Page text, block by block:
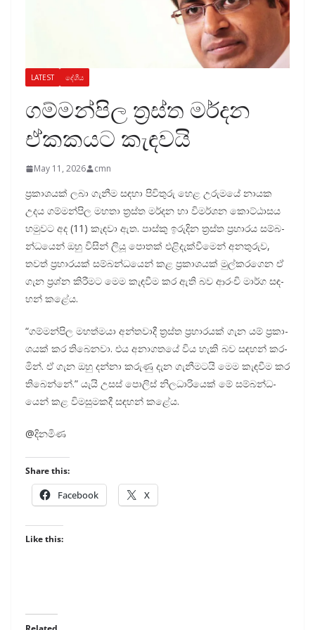
LATEST දේශීය
ගම්මන්පිල ත්‍රස්ත මර්දන
ඒකකයට කැඳවයි
May 11, 2026 cmn
ප්‍රකා­ශ­යක් ලබා ගැනීම සඳහා පිවි­තුරු හෙළ උරු­මයේ නායක
උදය ගම්ම­න්පිල මහතා ත්‍රස්ත මර්දන හා විම­ර්ශන කොට්ඨා­සය
හමු­වට අද (11) කැඳවා ඇත. පාස්කු ඉරු­දින ත්‍රස්ත ප්‍රහා­රය සම්බ­
න්ධ­යෙන් ඔහු විසින් ලියූ පොතක් එළි­දැ­ක්වී­මෙන් අන­තු­රුව,
තවත් ප්‍රහා­ර­යක් සම්බ­න්ධ­යෙන් කළ ප්‍රකා­ශ­යක් මුල්කර­ගෙන ඒ
ගැන ප්‍රශ්න කිරී­මට මෙම කැඳ­වීම කර ඇති බව ආරංචි මාර්ග සඳ­
හන් කළේය.
“ගම්ම­න්පිල මහ­ත්මයා අන්ත­වාදී ත්‍රස්ත ප්‍රහා­ර­යක් ගැන යම් ප්‍රකා­
ශ­යක් කර තිබෙ­නවා. එය අනා­ග­තයේ විය හැකි බව සඳ­හන් කර­
මින්. ඒ ගැන ඔහු දන්නා කරුණු දැන ගැනී­ම­ටයි මෙම කැඳ­වීම කර
තිබෙන්නේ.” යැයි උසස් පොලිස් නිල­ධා­රි­යෙක් මේ සම්බ­න්ධ­
යෙන් කළ විම­සු­ම­කදී සඳ­හන් කළේය.
@දිනමිණ
Share this:
Facebook X
Like this: